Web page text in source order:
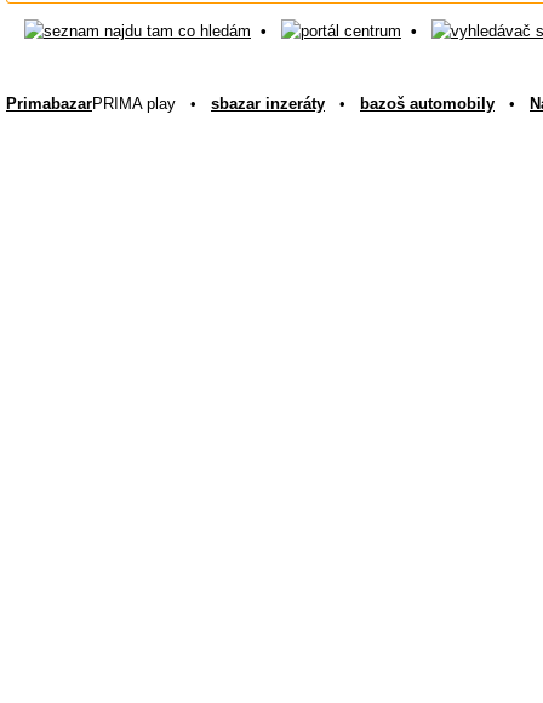
• •
PrimabazarPRIMA play • sbazar inzeráty • bazoš automobily •